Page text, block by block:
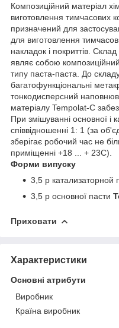
Композиційний матеріал
виготовлення тимчасових
призначений для
для виготовлення
накладок і покриттів.
являє собою композиційний
типу паста-паста. До
багатофункціональні
тонкодисперсний
матеріалу Tempolat-C
При змішуванні основної і
співвідношенні 1: 1 (за
зберігає робочий час не
приміщенні +18 ... + 23С).
Форми випуску
3,5 р катализаторной
3,5 р основної пасти
Приховати
Характеристики
Основні атрибути
Виробник
Країна виробник